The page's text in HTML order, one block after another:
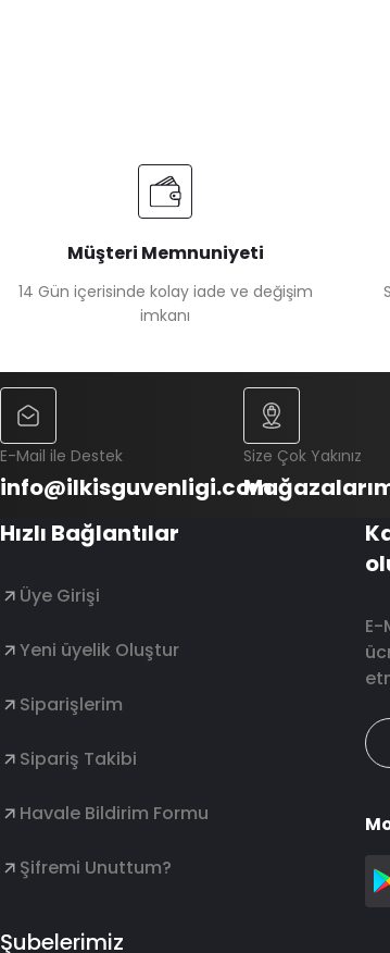
Müşteri Memnuniyeti
14 Gün içerisinde kolay iade ve değişim
imkanı
E-Mail ile Destek
info@ilkisguvenligi.com
Size Çok Yakınız
Hızlı Bağlantılar
Üye Girişi
Yeni üyelik Oluştur
Siparişlerim
Sipariş Takibi
Havale Bildirim Formu
Şifremi Unuttum?
Şubelerimiz